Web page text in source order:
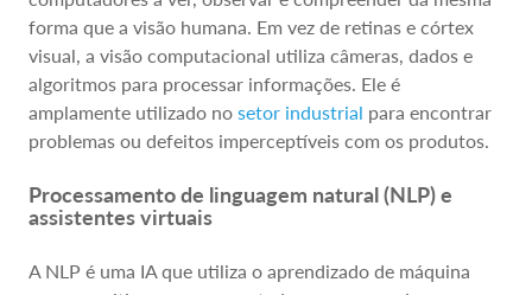
forma que a visão humana. Em vez de retinas e córtex
visual, a visão computacional utiliza câmeras, dados e
algoritmos para processar informações. Ele é
amplamente utilizado no setor industrial para encontrar
problemas ou defeitos imperceptíveis com os produtos.
Processamento de linguagem natural (NLP) e
assistentes virtuais
A NLP é uma IA que utiliza o aprendizado de máquina